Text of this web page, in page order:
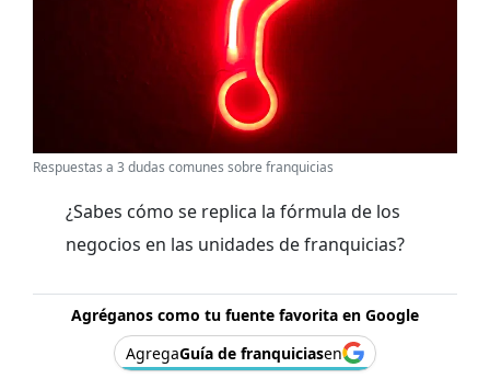
Respuestas a 3 dudas comunes sobre franquicias
¿Sabes cómo se replica la fórmula de los
negocios en las unidades de franquicias?
Agréganos como tu fuente favorita en Google
AgregaGuía de franquiciasen